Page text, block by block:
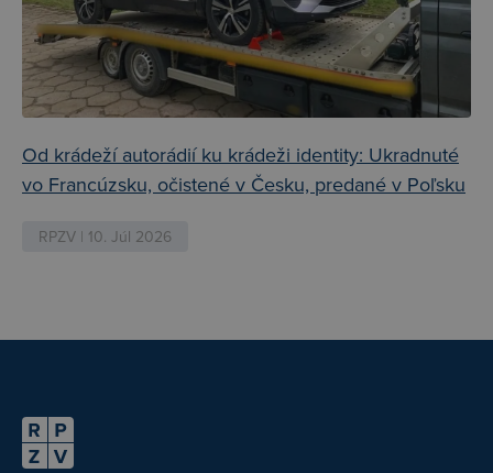
Od krádeží autorádií ku krádeži identity: Ukradnuté
vo Francúzsku, očistené v Česku, predané v Poľsku
RPZV | 10. Júl 2026